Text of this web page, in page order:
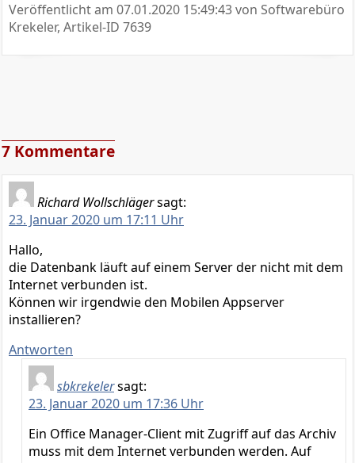
Veröffentlicht am 07.01.2020 15:49:43von Softwarebüro
Krekeler, Artikel-ID 7639
7 Kommentare
Richard Wollschlägersagt:
23. Januar 2020 um 17:11 Uhr
Hallo,
die Datenbank läuft auf einem Server der nicht mit dem
Internet verbunden ist.
Können wir irgendwie den Mobilen Appserver
installieren?
Antworten
sbkrekelersagt:
23. Januar 2020 um 17:36 Uhr
Ein Office Manager-Client mit Zugriff auf das Archiv
muss mit dem Internet verbunden werden. Auf